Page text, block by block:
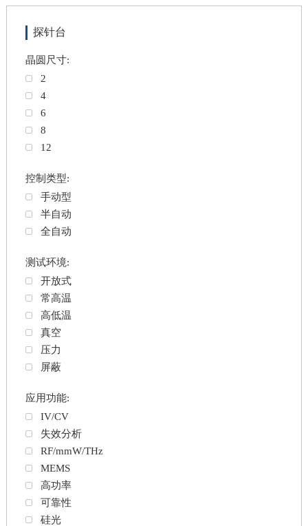
探针台
晶圆尺寸:
2
4
6
8
12
控制类型:
手动型
半自动
全自动
测试环境:
开放式
常高温
高低温
真空
压力
屏蔽
应用功能:
IV/CV
失效分析
RF/mmW/THz
MEMS
高功率
可靠性
硅光